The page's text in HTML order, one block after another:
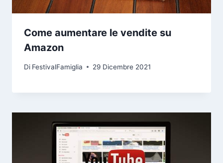
Come aumentare le vendite su
Amazon
Di FestivalFamiglia 29 Dicembre 2021